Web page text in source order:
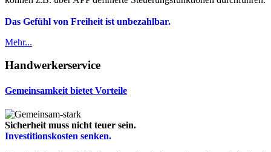
Das Gefühl von Freiheit ist unbezahlbar.
Mehr...
Handwerkerservice
Gemeinsamkeit bietet Vorteile
Sicherheit muss nicht teuer sein.
Investitionskosten senken.